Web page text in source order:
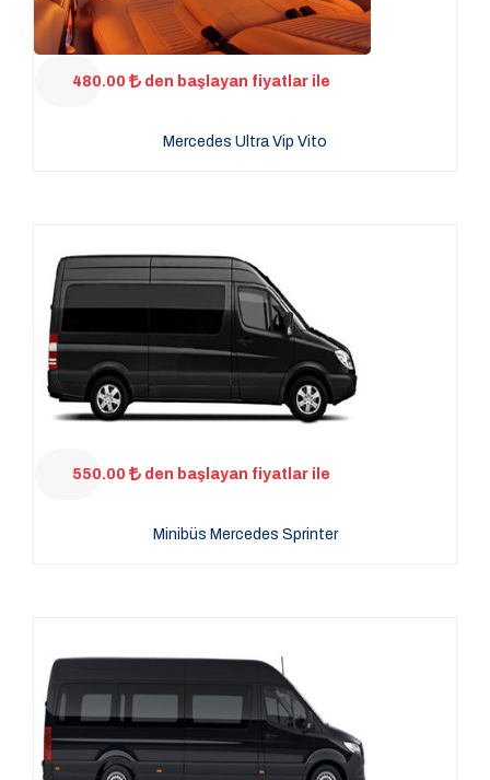
480.00 den başlayan fiyatlar ile
Mercedes Ultra Vip Vito
550.00 den başlayan fiyatlar ile
Minibüs Mercedes Sprinter